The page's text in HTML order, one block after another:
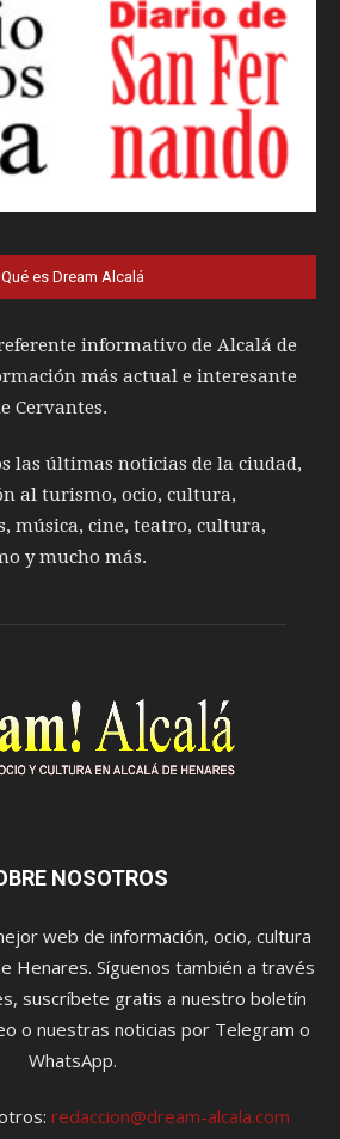
Qué es Dream Alcalá
informativo de Alcalá de
más actual e interesante
Cervantes.
las últimas noticias de la ciudad,
al turismo, ocio, cultura,
música, cine, teatro, cultura,
y mucho más.
NOSOTROS
web de información, ocio, cultura
Henares. Síguenos también a través
suscríbete gratis a nuestro boletín
o nuestras noticias por Telegram o
WhatsApp.
redaccion@dream-alcala.com